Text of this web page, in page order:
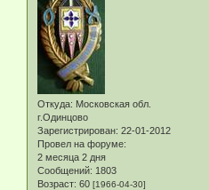
Откуда: Московская обл.
г.Одинцово
Зарегистрирован: 22-01-2012
Провел на форуме:
2 месяца 2 дня
Сообщений: 1803
Возраст: 60 [1966-04-30]